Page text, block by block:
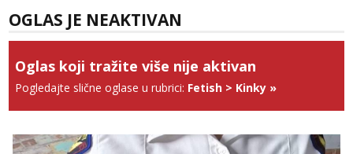
tel:0,93€ - mob:1,12€ min
Ivančica
tel:0,93€ - mob:1,12€ min
OGLAS JE NEAKTIVAN
Oglas koji tražite više nije aktivan
Pogledajte slične oglase u rubrici: Fetish > Kinky »